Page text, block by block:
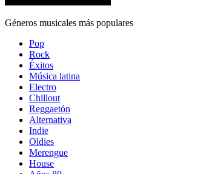
Géneros musicales más populares
Pop
Rock
Éxitos
Música latina
Electro
Chillout
Reggaetón
Alternativa
Indie
Oldies
Merengue
House